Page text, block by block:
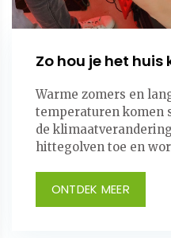
Zo hou je het huis
Warme zomers en
temperaturen komen
de
hittegolven toe en
ONTDEK MEER